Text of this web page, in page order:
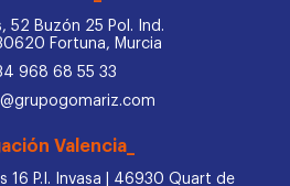
52 Buzón 25 Pol. Ind.
Fortuna, Murcia
968 68 55 33
Valencia_
16 P.I. Invasa | 46930 Quart de